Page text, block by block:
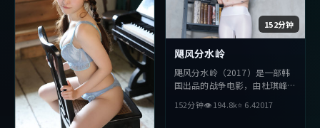
152分钟
飓风分水岭
飓风分水岭（2017）是一部韩
国出品的战争电影，由杜琪峰执
·珀等主演。影片在叙事与视
152分钟👁194.8k⭐ 6.42017